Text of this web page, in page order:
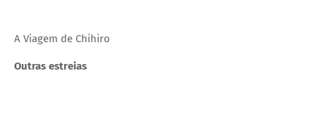
A Viagem de Chihiro
Outras estreias